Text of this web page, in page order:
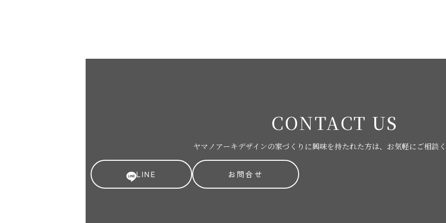
CONTACT US
ヤマノアーキデザインの家づくりに興味を持たれた方は、お気軽にご相談く
LINE お問合せ